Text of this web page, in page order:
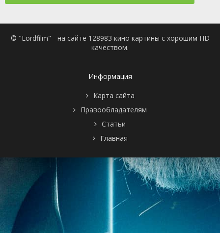
© "Lordfilm" - на сайте 128983 кино картины с хорошим HD
качеством.
Информация
Карта сайта
Правообладателям
Статьи
Главная